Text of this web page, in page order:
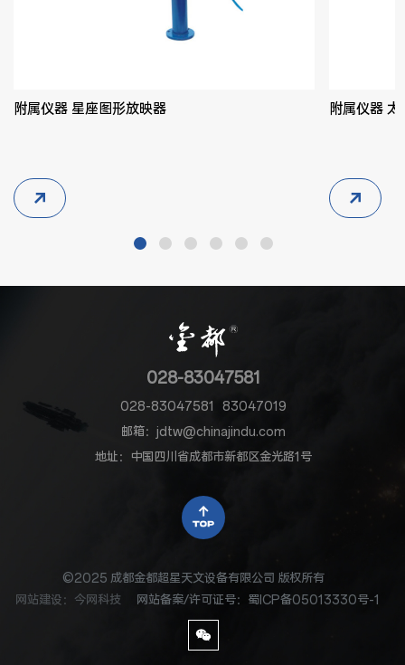
附属仪器 星座图形放映器 附属仪器
028-83047581
028-83047581
83047019
邮箱：jdtw@chinajindu.com
地址：中国四川省成都市新都区金光路1号
©2025 成都金都超星天文设备有限公司 版权所有
网站建设： 今网科技 网站备案/许可证号：蜀ICP备05013330号-1